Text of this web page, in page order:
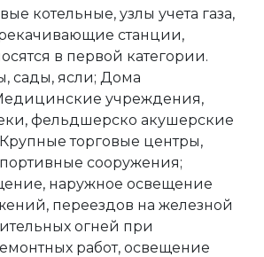
котельные, узлы учета газа,
станции,
в первой категории.
сады, ясли; Дома
учреждения,
фельдшерско акушерские
торговые центры,
сооружения;
наружное освещение
переездов на железной
огней при
работ, освещение